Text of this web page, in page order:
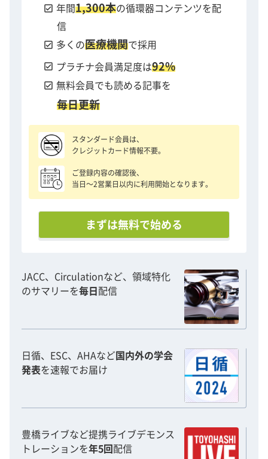
check_box 年間1,300本の循環器コンテンツを配
信
check_box 多くの医療機関で採用
check_box プラチナ会員満足度は92%
check_box 無料会員でも読める記事を
毎日更新
スタンダード会員は、
クレジットカード情報不要。
ご登録内容の確認後、
当日〜2営業日以内に利用開始となります。
まずは無料で始める
JACC、Circulationなど、領域特化
のサマリーを毎日 配信
日循、ESC、AHAなど国内外の学会
発表を速報でお届け
豊橋ライブなど提携ライブデモンス
トレーションを年5回 配信